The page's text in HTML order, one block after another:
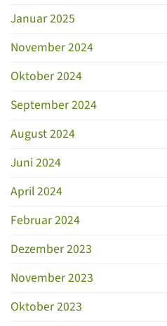
Januar 2025
November 2024
Oktober 2024
September 2024
August 2024
Juni 2024
April 2024
Februar 2024
Dezember 2023
November 2023
Oktober 2023